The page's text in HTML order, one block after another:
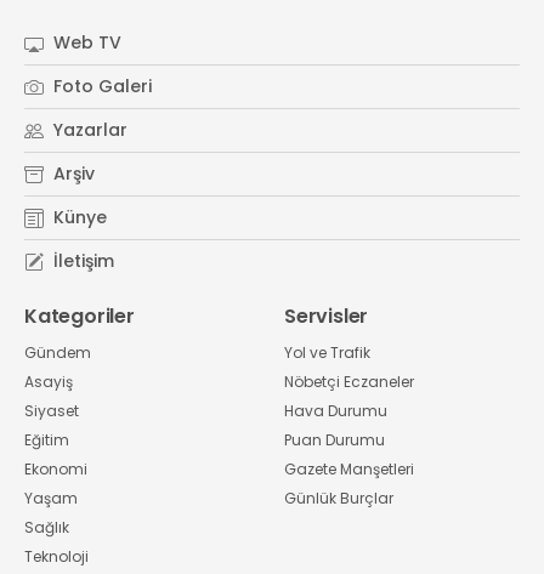
Web TV
Foto Galeri
Yazarlar
Arşiv
Künye
İletişim
Kategoriler
Gündem
Asayiş
Siyaset
Eğitim
Ekonomi
Yaşam
Sağlık
Teknoloji
Servisler
Yol ve Trafik
Nöbetçi Eczaneler
Hava Durumu
Puan Durumu
Gazete Manşetleri
Günlük Burçlar